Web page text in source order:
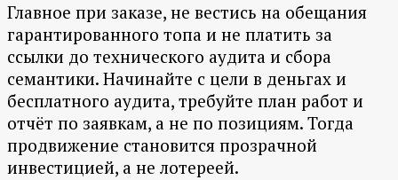
Главное при заказе, не вестись на обещания
гарантированного топа и не платить за
ссылки до технического аудита и сбора
семантики. Начинайте с цели в деньгах и
бесплатного аудита, требуйте план работ и
отчёт по заявкам, а не по позициям. Тогда
продвижение становится прозрачной
инвестицией, а не лотереей.